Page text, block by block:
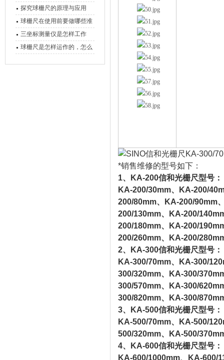
心能力
探究球栅尺的原理与应用
球栅尺在使用前要做哪些准
备工作？
三坐标测量仪是怎样工作
的，功能有什么优势？
球栅尺是怎样运作的，怎么
*销售维修的型号如下：
1、KA-200信和光栅尺型号：
KA-200/30mm、KA-200/
200/80mm、KA-200/90mm
200/130mm、KA-200/
200/180mm、KA-200/
200/260mm、KA-200/
2、KA-300信和光栅尺型号：
KA-300/70mm、KA-300/
300/320mm、KA-300/
300/570mm、KA-300/
300/820mm、KA-300/
3、KA-500信和光栅尺型号：
KA-500/70mm、KA-500/
500/320mm、KA-500/
4、KA-600信和光栅尺型号：
KA-600/1000mm、KA-600/